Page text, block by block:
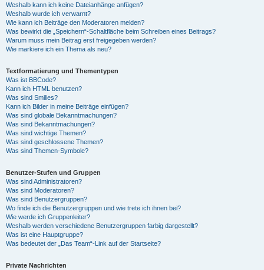
Weshalb kann ich keine Dateianhänge anfügen?
Weshalb wurde ich verwarnt?
Wie kann ich Beiträge den Moderatoren melden?
Was bewirkt die „Speichern“-Schaltfläche beim Schreiben eines Beitrags?
Warum muss mein Beitrag erst freigegeben werden?
Wie markiere ich ein Thema als neu?
Textformatierung und Thementypen
Was ist BBCode?
Kann ich HTML benutzen?
Was sind Smilies?
Kann ich Bilder in meine Beiträge einfügen?
Was sind globale Bekanntmachungen?
Was sind Bekanntmachungen?
Was sind wichtige Themen?
Was sind geschlossene Themen?
Was sind Themen-Symbole?
Benutzer-Stufen und Gruppen
Was sind Administratoren?
Was sind Moderatoren?
Was sind Benutzergruppen?
Wo finde ich die Benutzergruppen und wie trete ich ihnen bei?
Wie werde ich Gruppenleiter?
Weshalb werden verschiedene Benutzergruppen farbig dargestellt?
Was ist eine Hauptgruppe?
Was bedeutet der „Das Team“-Link auf der Startseite?
Private Nachrichten